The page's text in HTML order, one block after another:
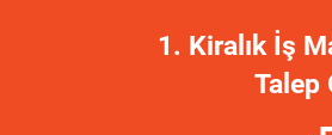
1. Kiralık İş
Talep